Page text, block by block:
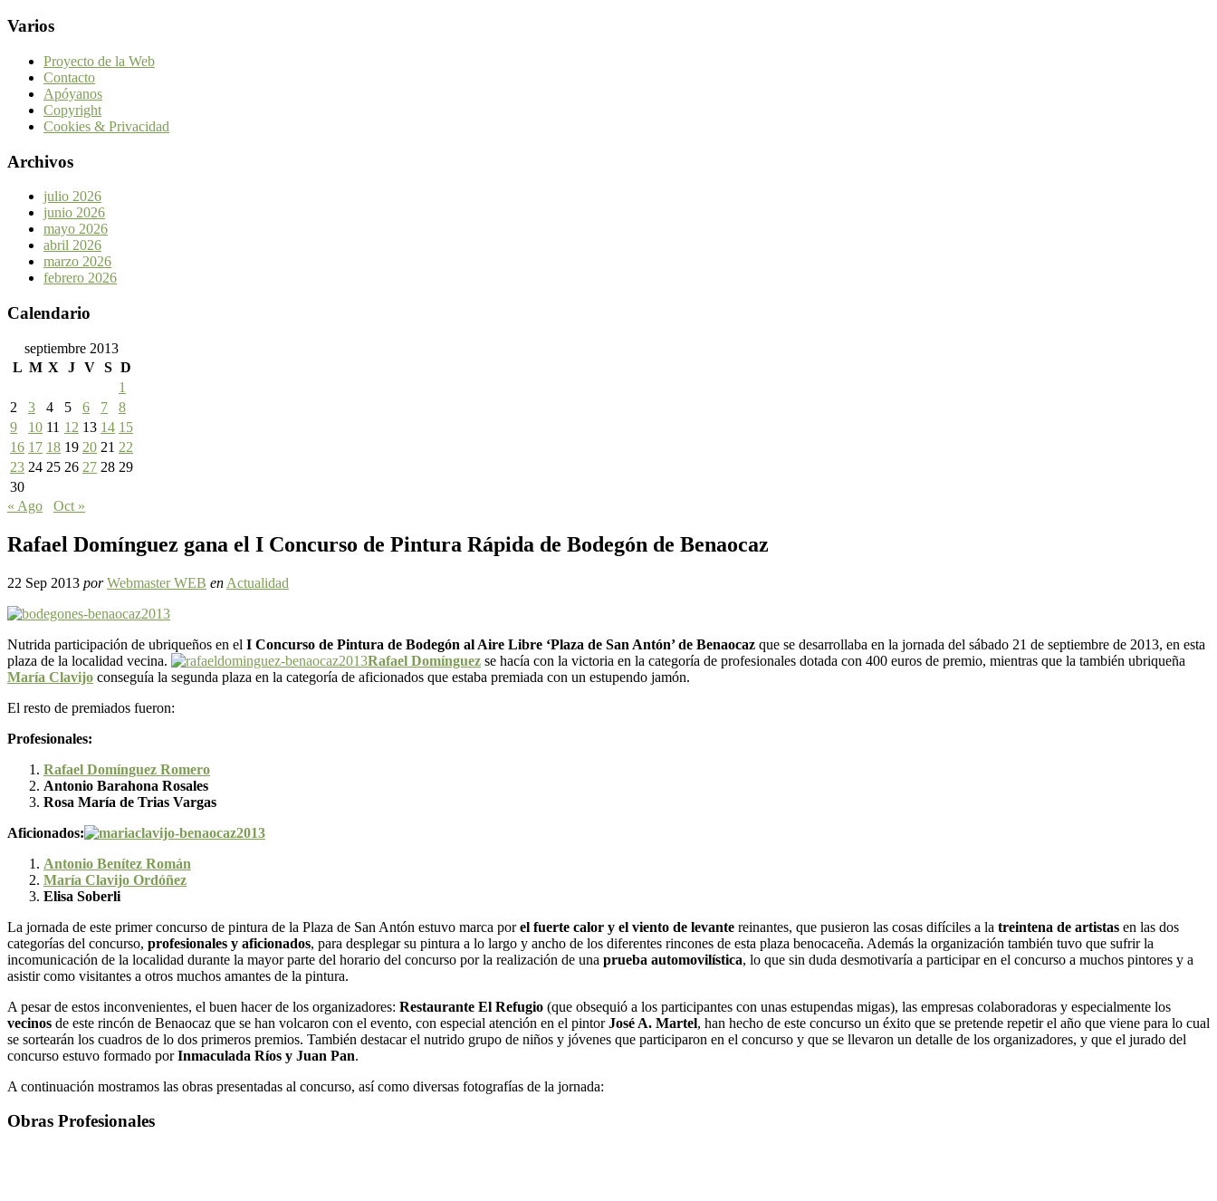
Varios
Proyecto de la Web
Contacto
Apóyanos
Copyright
Cookies & Privacidad
Archivos
julio 2026
junio 2026
mayo 2026
abril 2026
marzo 2026
febrero 2026
Calendario
septiembre 2013
L M X J V S D
1
2
3 4 5 6 7
8
9
10 11 12 13 14 15
16 17 18 19 20 21 22
23 24 25 26 27 28 29
30
« Ago
Oct »
Rafael Domínguez gana el I Concurso de Pintura Rápida de Bodegón de Benaocaz
22 Sep 2013 por Webmaster WEB en Actualidad
Nutrida participación de ubriqueños en el I Concurso de Pintura de Bodegón al Aire Libre ‘Plaza de San Antón’ de Benaocaz que se desarrollaba en la jornada del sábado 21 de septiembre de 2013, en esta
plaza de la localidad vecina.
Rafael Domínguez se hacía con la victoria en la categoría de profesionales dotada con 400 euros de premio, mientras que la también ubriqueña
María Clavijo conseguía la segunda plaza en la categoría de aficionados que estaba premiada con un estupendo jamón.
El resto de premiados fueron:
Profesionales:
Rafael Domínguez Romero
Antonio Barahona Rosales
Rosa María de Trias Vargas
Aficionados:
Antonio Benítez Román
María Clavijo Ordóñez
Elisa Soberli
La jornada de este primer concurso de pintura de la Plaza de San Antón estuvo marca porel fuerte calor y el viento de levante reinantes, que pusieron las cosas difíciles a la treintena de artistas en las dos
categorías del concurso, profesionales y aficionados, para desplegar su pintura a lo largo y ancho de los diferentes rincones de esta plaza benocaceña. Además la organización también tuvo que sufrir la
incomunicación de la localidad durante la mayor parte del horario del concurso por la realización de una prueba automovilística, lo que sin duda desmotivaría a participar en el concurso a muchos pintores y a
asistir como visitantes a otros muchos amantes de la pintura.
A pesar de estos inconvenientes, el buen hacer de los organizadores: Restaurante El Refugio (que obsequió a los participantes con unas estupendas migas), las empresas colaboradoras y especialmente los
vecinos de este rincón de Benaocaz que se han volcaron con el evento, con especial atención en el pintorJosé A. Martel, han hecho de este concurso un éxito que se pretende repetir el año que viene para lo cual
se sortearán los cuadros de lo dos primeros premios. También destacar el nutrido grupo de niños y jóvenes que participaron en el concurso y que se llevaron un detalle de los organizadores, y que el jurado del
concurso estuvo formado porInmaculada Ríos y Juan Pan.
A continuación mostramos las obras presentadas al concurso, así como diversas fotografías de la jornada:
Obras Profesionales